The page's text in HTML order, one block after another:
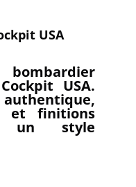
USA
USA.
et finitions
un style